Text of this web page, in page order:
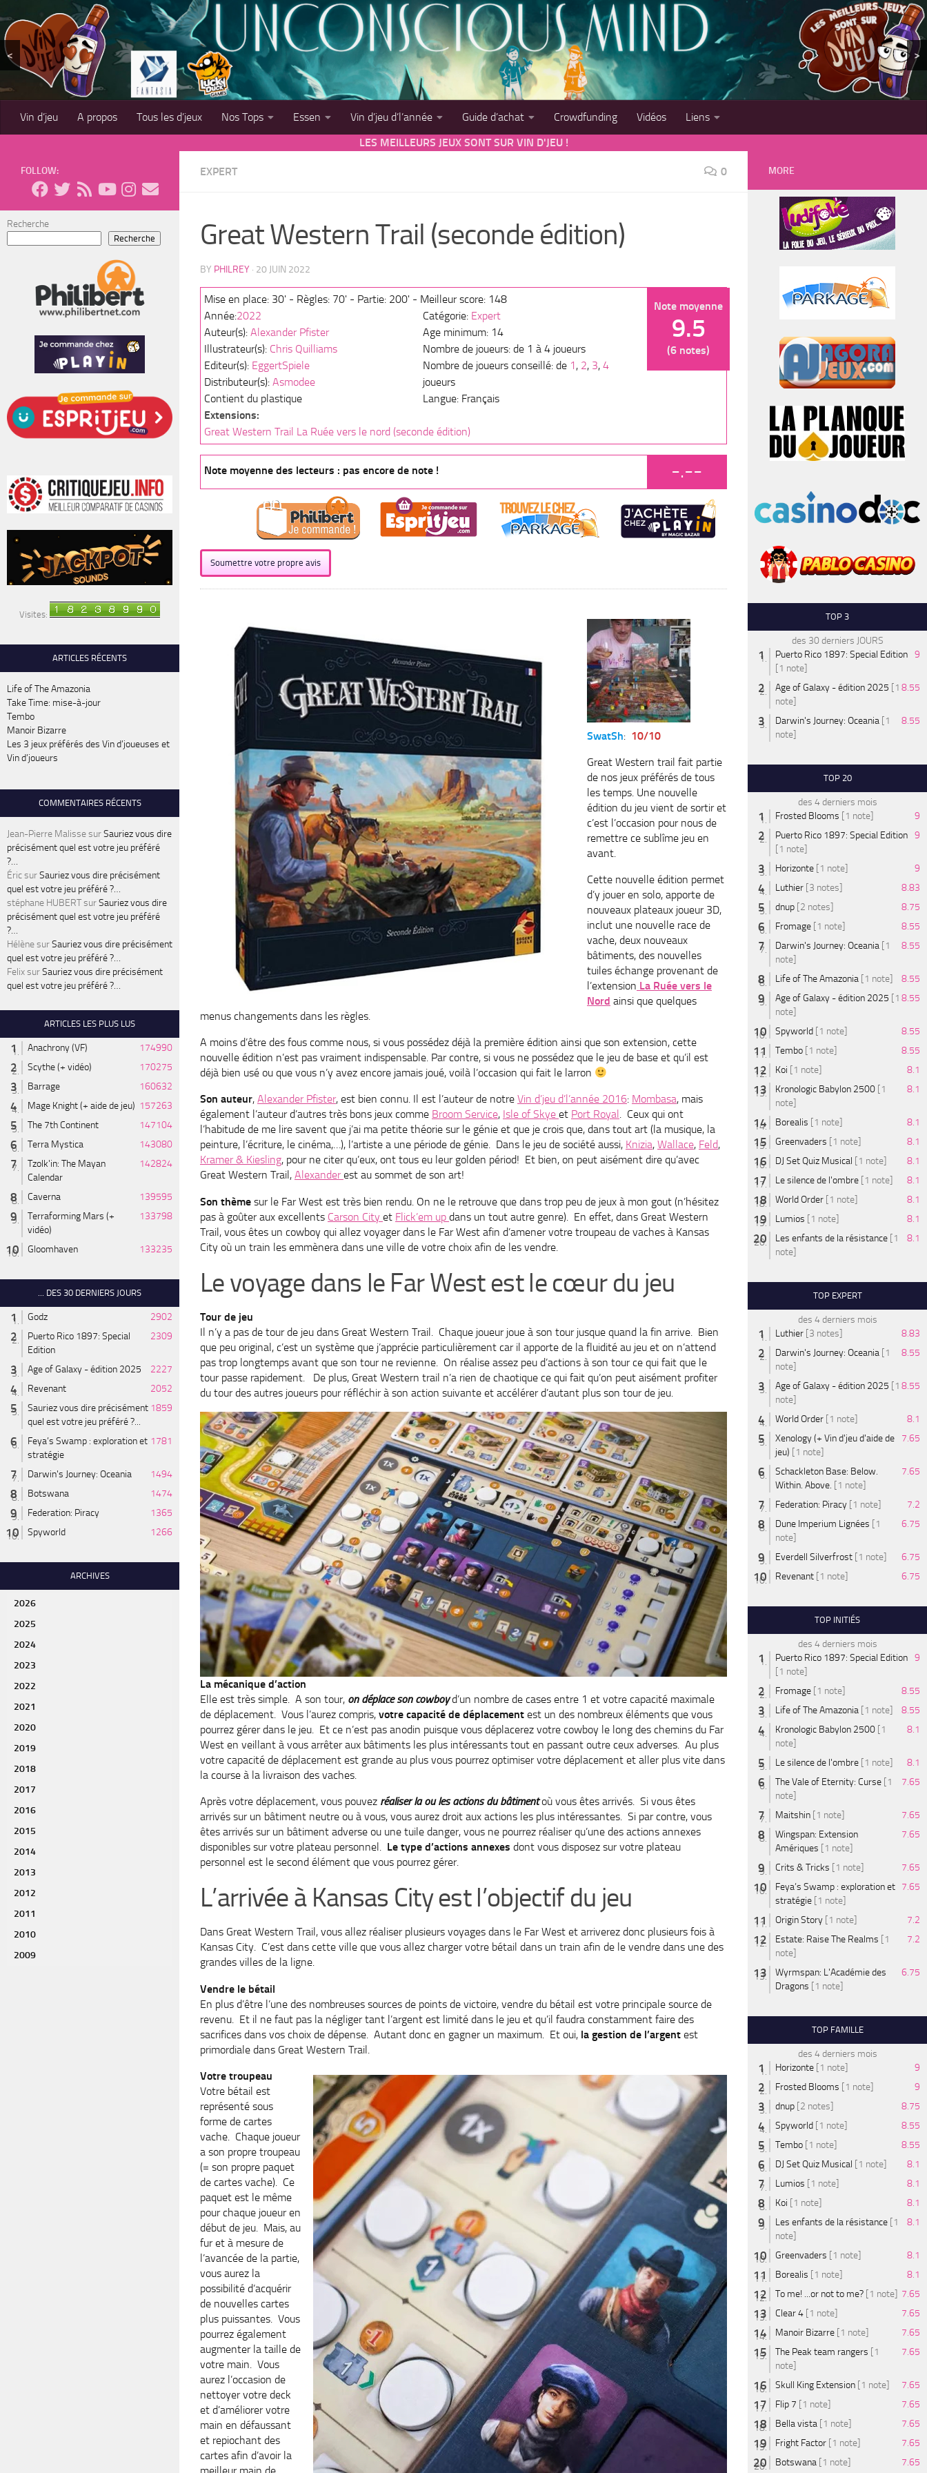
Skip to content
< >
Vin d’jeu A propos Tous les d’jeux Nos Tops Essen Vin d’jeu d’l’année Guide d’achat Crowdfunding Vidéos
Liens
LES MEILLEURS JEUX SONT SUR VIN D'JEU !
EXPERT 0
Great Western Trail (seconde édition)
BY PHILREY · 20 JUIN 2022
Note moyenne
9.5
(6 notes)
Mise en place: 30' - Règles: 70' - Partie: 200' - Meilleur score: 148
Année:2022
Auteur(s): Alexander Pfister
Illustrateur(s): Chris Quilliams
Editeur(s): EggertSpiele
Distributeur(s): Asmodee
Contient du plastique
Catégorie: Expert
Age minimum: 14
Nombre de joueurs: de 1 à 4 joueurs
Nombre de joueurs conseillé: de 1 , 2, 3, 4
joueurs
Langue: Français
Extensions:
Great Western Trail La Ruée vers le nord (seconde édition)
Note moyenne des lecteurs : pas encore de note ! -.--
Soumettre votre propre avis
SwatSh: 10/10
Great Western trail fait partie
de nos jeux préférés de tous
les temps. Une nouvelle
édition du jeu vient de sortir et
c’est l’occasion pour nous de
remettre ce sublîme jeu en
avant.
Cette nouvelle édition permet
d’y jouer en solo, apporte de
nouveaux plateaux joueur 3D,
inclut une nouvelle race de
vache, deux nouveaux
bâtiments, des nouvelles
tuiles échange provenant de
l’extension La Ruée vers le
Nord ainsi que quelques
menus changements dans les règles.
A moins d’être des fous comme nous, si vous possédez déjà la première édition ainsi que son extension, cette
nouvelle édition n’est pas vraiment indispensable. Par contre, si vous ne possédez que le jeu de base et qu’il est
déjà bien usé ou que vous n’y avez encore jamais joué, voilà l’occasion qui fait le larron
Son auteur, Alexander Pfister, est bien connu. Il est l’auteur de notre Vin d’jeu d’l’année 2016: Mombasa, mais
également l’auteur d’autres très bons jeux comme Broom Service, Isle of Skye et Port Royal . Ceux qui ont
l’habitude de me lire savent que j’ai ma petite théorie sur le génie et que je crois que, dans tout art (la musique, la
peinture, l’écriture, le cinéma,…), l’artiste a une période de génie. Dans le jeu de société aussi, Knizia, Wallace, Feld,
Kramer & Kiesling, pour ne citer qu’eux, ont tous eu leur golden périod! Et bien, on peut aisément dire qu’avec
Great Western Trail, Alexanderest au sommet de son art!
Son thème sur le Far West est très bien rendu. On ne le retrouve que dans trop peu de jeux à mon gout (n’hésitez
pas à goûter aux excellents Carson City et Flick’em up dans un tout autre genre). En effet, dans Great Western
Trail, vous êtes un cowboy qui allez voyager dans le Far West afin d’amener votre troupeau de vaches à Kansas
City où un train les emmènera dans une ville de votre choix afin de les vendre.
Le voyage dans le Far West est le cœur du jeu
Tour de jeu
Il n’y a pas de tour de jeu dans Great Western Trail. Chaque joueur joue à son tour jusque quand la fin arrive. Bien
que peu original, c’est un système que j’apprécie particulièrement car il apporte de la fluidité au jeu et on n’attend
pas trop longtemps avant que son tour ne revienne. On réalise assez peu d’actions à son tour ce qui fait que le
tour passe rapidement. De plus, Great Western trail n’a rien de chaotique ce qui fait qu’on peut aisément profiter
du tour des autres joueurs pour réfléchir à son action suivante et accélérer d’autant plus son tour de jeu.
La mécanique d’action
Elle est très simple. A son tour, on déplace son cowboy d’un nombre de cases entre 1 et votre capacité maximale
de déplacement. Vous l’aurez compris, votre capacité de déplacement est un des nombreux éléments que vous
pourrez gérer dans le jeu. Et ce n’est pas anodin puisque vous déplacerez votre cowboy le long des chemins du Far
West en veillant à vous arrêter aux bâtiments les plus intéressants tout en passant outre ceux adverses. Au plus
votre capacité de déplacement est grande au plus vous pourrez optimiser votre déplacement et aller plus vite dans
la course à la livraison des vaches.
Après votre déplacement, vous pouvez réaliser la ou les actions du bâtiment où vous êtes arrivés. Si vous êtes
arrivés sur un bâtiment neutre ou à vous, vous aurez droit aux actions les plus intéressantes. Si par contre, vous
êtes arrivés sur un bâtiment adverse ou une tuile danger, vous ne pourrez réaliser qu’une des actions annexes
disponibles sur votre plateau personnel. Le type d’actions annexes dont vous disposez sur votre plateau
personnel est le second élément que vous pourrez gérer.
L’arrivée à Kansas City est l’objectif du jeu
Dans Great Western Trail, vous allez réaliser plusieurs voyages dans le Far West et arriverez donc plusieurs fois à
Kansas City. C’est dans cette ville que vous allez charger votre bétail dans un train afin de le vendre dans une des
grandes villes de la ligne.
Vendre le bétail
En plus d’être l’une des nombreuses sources de points de victoire, vendre du bétail est votre principale source de
revenu. Et il ne faut pas la négliger tant l’argent est limité dans le jeu et qu’il faudra constamment faire des
sacrifices dans vos choix de dépense. Autant donc en gagner un maximum. Et oui, la gestion de l’argent est
primordiale dans Great Western Trail.
Votre troupeau
Votre bétail est
représenté sous
forme de cartes
vache. Chaque joueur
a son propre troupeau
(= son propre paquet
de cartes vache). Ce
paquet est le même
pour chaque joueur en
début de jeu. Mais, au
fur et à mesure de
l’avancée de la partie,
vous aurez la
possibilité d’acquérir
de nouvelles cartes
plus puissantes. Vous
pourrez également
augmenter la taille de
votre main. Vous
aurez l’occasion de
nettoyer votre deck
et d’améliorer votre
main en défaussant
et repiochant des
cartes afin d’avoir la
FOLLOW:
Recherche
Recherche
Visites:
ARTICLES RÉCENTS
Life of The Amazonia
Take Time: mise-à-jour
Tembo
Manoir Bizarre
Les 3 jeux préférés des Vin d’joueuses et
Vin d’joueurs
COMMENTAIRES RÉCENTS
Jean-Pierre MalissesurSauriez vous dire
précisément quel est votre jeu préféré
?…
ÉricsurSauriez vous dire précisément
quel est votre jeu préféré ?…
stéphane HUBERTsurSauriez vous dire
précisément quel est votre jeu préféré
?…
HélènesurSauriez vous dire précisément
quel est votre jeu préféré ?…
FelixsurSauriez vous dire précisément
quel est votre jeu préféré ?…
ARTICLES LES PLUS LUS
Anachrony (VF)
174990
Scythe (+ vidéo)
170275
Barrage
160632
Mage Knight (+ aide de jeu) 157263
The 7th Continent
147104
Terra Mystica
143080
Tzolk'in: The Mayan
Calendar
142824
Caverna
139595
Terraforming Mars (+
vidéo)
133798
Gloomhaven 133235
... DES 30 DERNIERS JOURS
Godz
2902
Puerto Rico 1897: Special
Edition
2309
Age of Galaxy - édition 2025
2227
Revenant
2052
Sauriez vous dire précisément
quel est votre jeu préféré ?...
1859
Feya’s Swamp : exploration et
stratégie
1781
Darwin's Journey: Oceania
1494
Botswana
1474
Federation: Piracy
1365
Spyworld
1266
ARCHIVES
2026
2025
2024
2023
2022
2021
2020
2019
2018
2017
2016
2015
2014
2013
2012
2011
2010
2009
MORE
TOP 3
des 30 derniers JOURS
Puerto Rico 1897: Special Edition
[1 note]
9
Age of Galaxy - édition 2025 [1
note]
8.55
Darwin's Journey: Oceania [1
note]
8.55
TOP 20
des 4 derniers mois
Frosted Blooms [1 note]
9
Puerto Rico 1897: Special Edition
[1 note]
9
Horizonte [1 note]
9
Luthier [3 notes]
8.83
dnup [2 notes]
8.75
Fromage [1 note]
8.55
Darwin's Journey: Oceania [1
note]
8.55
Life of The Amazonia [1 note]
8.55
Age of Galaxy - édition 2025 [1
note]
8.55
Spyworld [1 note]
8.55
Tembo [1 note]
8.55
Koi [1 note]
8.1
Kronologic Babylon 2500 [1
note]
8.1
Borealis [1 note]
8.1
Greenvaders [1 note]
8.1
DJ Set Quiz Musical [1 note]
8.1
Le silence de l'ombre [1 note]
8.1
World Order [1 note]
8.1
Lumios [1 note]
8.1
Les enfants de la résistance [1
note]
8.1
TOP EXPERT
des 4 derniers mois
Luthier [3 notes]
8.83
Darwin's Journey: Oceania [1
note]
8.55
Age of Galaxy - édition 2025 [1
note]
8.55
World Order [1 note]
8.1
Xenology (+ Vin d'jeu d'aide de
jeu) [1 note]
7.65
Schackleton Base: Below.
Within. Above. [1 note]
7.65
Federation: Piracy [1 note]
7.2
Dune Imperium Lignées [1
note]
6.75
Everdell Silverfrost [1 note]
6.75
Revenant [1 note] 6.75
TOP INITIÉS
des 4 derniers mois
Puerto Rico 1897: Special Edition
[1 note]
9
Fromage [1 note]
8.55
Life of The Amazonia [1 note]
8.55
Kronologic Babylon 2500 [1
note]
8.1
Le silence de l'ombre [1 note]
8.1
The Vale of Eternity: Curse [1
note]
7.65
Maitshin [1 note]
7.65
Wingspan: Extension
Amériques [1 note]
7.65
Crits & Tricks [1 note]
7.65
Feya’s Swamp : exploration et
stratégie [1 note]
7.65
Origin Story [1 note]
7.2
Estate: Raise The Realms [1
note]
7.2
Wyrmspan: L'Académie des
Dragons [1 note]
6.75
TOP FAMILLE
des 4 derniers mois
Horizonte [1 note]
9
Frosted Blooms [1 note]
9
dnup [2 notes]
8.75
Spyworld [1 note]
8.55
Tembo [1 note]
8.55
DJ Set Quiz Musical [1 note]
8.1
Lumios [1 note]
8.1
Koi [1 note]
8.1
Les enfants de la résistance [1
note]
8.1
Greenvaders [1 note]
8.1
Borealis [1 note]
8.1
To me! ...or not to me? [1 note]
7.65
Clear 4 [1 note]
7.65
Manoir Bizarre [1 note]
7.65
The Peak team rangers [1
note]
7.65
Skull King Extension [1 note]
7.65
Flip 7 [1 note]
7.65
Bella vista [1 note]
7.65
Fright Factor [1 note]
7.65
Botswana [1 note] 7.65